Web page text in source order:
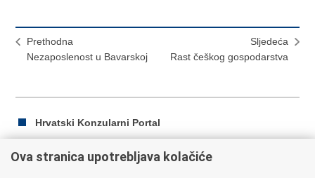
Prethodna
Nezaposlenost u Bavarskoj
Sljedeća
Rast češkog gospodarstva
Hrvatski Konzularni Portal
Ova stranica upotrebljava kolačiće